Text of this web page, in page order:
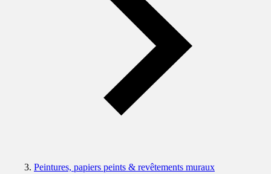
Peintures, papiers peints & revêtements muraux